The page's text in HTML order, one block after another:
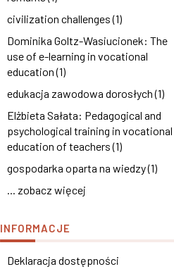
civilization challenges (1)
Dominika Goltz-Wasiucionek: The
use of e-learning in vocational
education (1)
edukacja zawodowa dorosłych (1)
Elżbieta Sałata: Pedagogical and
psychological training in vocational
education of teachers (1)
gospodarka oparta na wiedzy (1)
... zobacz więcej
INFORMACJE
Deklaracja dostępności